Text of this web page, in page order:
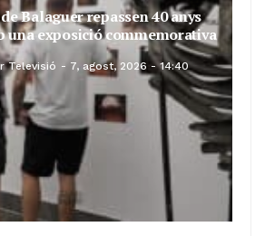
Balaguer repassen 40 anys
una exposició commemorativa
Televisió 7, agost, 2026 - 14:40